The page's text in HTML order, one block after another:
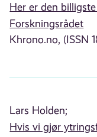
Her er den
Forskningsrådet
Khrono.no, (ISSN
Lars Holden;
Hvis vi gjør